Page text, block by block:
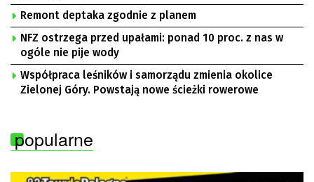
Remont deptaka zgodnie z planem
NFZ ostrzega przed upałami: ponad 10 proc. z nas w
ogóle nie pije wody
Współpraca leśników i samorządu zmienia okolice
Zielonej Góry. Powstają nowe ścieżki rowerowe
popularne